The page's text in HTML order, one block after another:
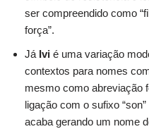
ser compreendido como
força”.
Já Ivi é uma variação
contextos para nomes
mesmo como abreviação
ligação com o sufixo
acaba gerando um nome